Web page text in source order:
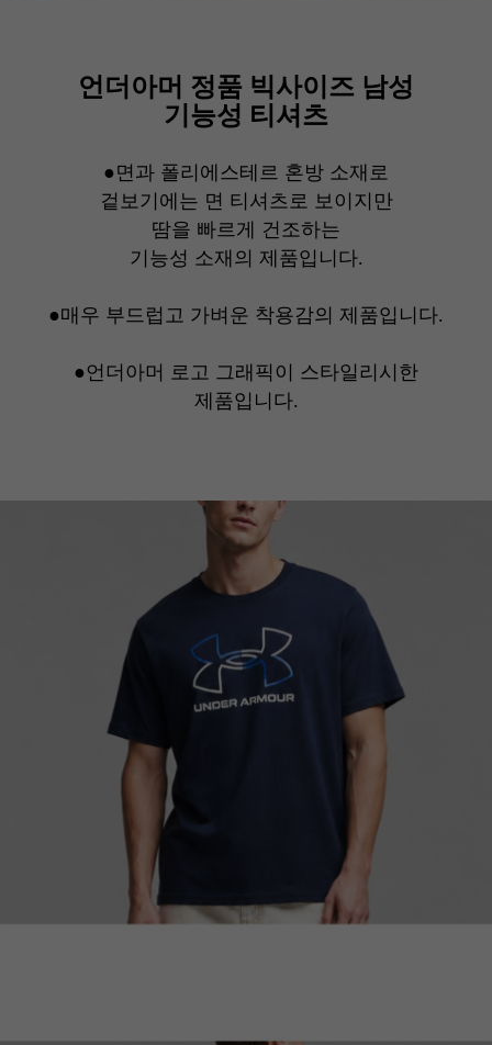
언더아머 정품 빅사이즈 남성
기능성 티셔츠
●면과 폴리에스테르 혼방 소재로
겉보기에는 면 티셔츠로 보이지만
땀을 빠르게 건조하는
기능성 소재의 제품입니다.
●매우 부드럽고 가벼운 착용감의 제품입니다.
●언더아머 로고 그래픽이 스타일리시한
제품입니다.